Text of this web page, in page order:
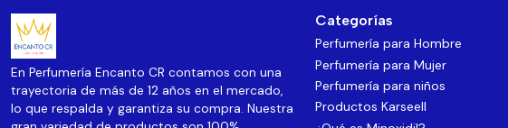
En Perfumería Encanto CR contamos con una
trayectoria de más de 12 años en el mercado,
lo que respalda y garantiza su compra. Nuestra
Categorías
Perfumería para Hombre
Perfumería para Mujer
Perfumería para niños
Productos Karseell